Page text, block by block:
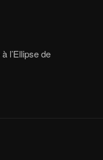
à l’Ellipse de